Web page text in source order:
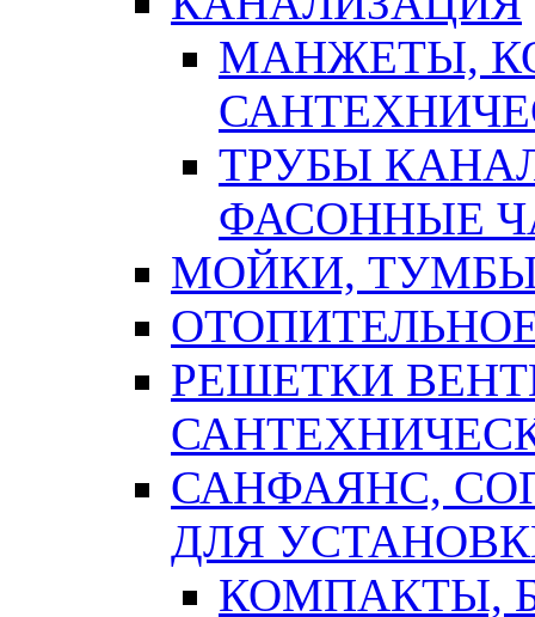
МАНЖЕТЫ,
ТРУБЫ
ФАСОННЫЕ
МОЙКИ,
РЕШЕТКИ
САНФАЯНС,
ДЛЯ
КОМПАКТЫ,